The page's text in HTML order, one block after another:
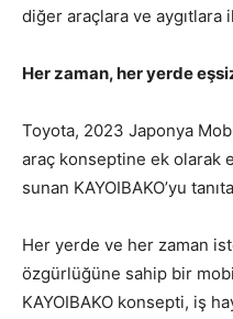
diğer araçlara ve aygıtlara
Her zaman, her yerde
Toyota, 2023 Japonya
araç konseptine ek olarak
sunan KAYOIBAKO’yu
Her yerde ve her zaman
özgürlüğüne sahip bir
KAYOIBAKO konsepti, iş